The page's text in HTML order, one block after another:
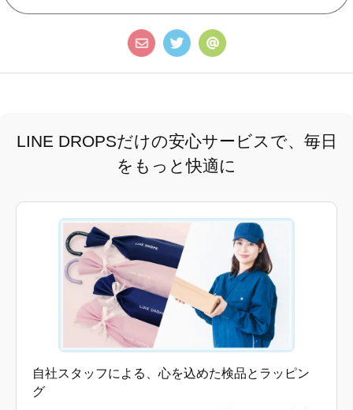
LINE DROPSだけの安心サービスで、毎日
をもっと快適に
自社スタッフによる、心を込めた検品とラッピン
グ